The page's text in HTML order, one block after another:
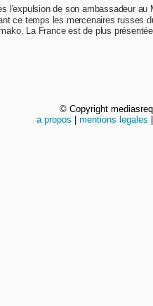
l'expulsion de son ambassadeur au
ce temps les mercenaires russes
La France est de plus
© Copyright
a propos
mentions legales